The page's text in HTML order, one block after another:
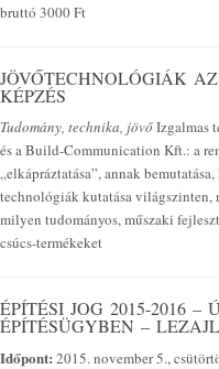
bruttó 3000 Ft
JÖVŐTECHNOLÓGIÁK
KÉPZÉS
Tudomány, technika, jövőIzgalmas
és a Build-Communication Kft.: a
„elkápráztatása”, annak
technológiák kutatása világszinten,
milyen tudományos, műszaki
csúcs-termékeket
ÉPÍTÉSI JOG 2015-2016 –
ÉPÍTÉSÜGYBEN –
Időpont: 2015. november 5.,